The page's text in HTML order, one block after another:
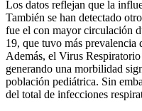
Los datos reflejan que la
También se han detectado
fue el con mayor circulación
19, que tuvo más prevalencia
Además, el Virus
generando una morbilidad
población pediátrica. Sin
del total de infecciones